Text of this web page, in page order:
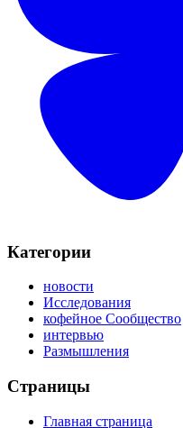
Категории
новости
Исследования
кофейное Сообщество
интервью
Размышления
Страницы
Главная страница